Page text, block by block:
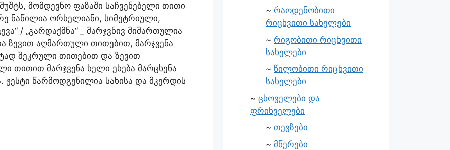
მომდევნო ფაზაში საჩვენებელი თითი
ნაწილია ორხელიანი, სიმეტრიული,
/ „გარდაქმნა“ _ მარჯვნივ მიმართულია
ზევით აღმართული თითებით, მარჯვენა
შეკრული თითებით და ზევით
თითით მარჯვენა ხელი ეხება მარცხენა
წარმოდგენილია სახისა და მკერდის
რაოდენობითი
რიცხვითი სახელები
რიგობითი რიცხვითი
სახელები
წილობითი რიცხვითი
სახელები
ცხოველები და
ფრინველები
თევზები
მწერები